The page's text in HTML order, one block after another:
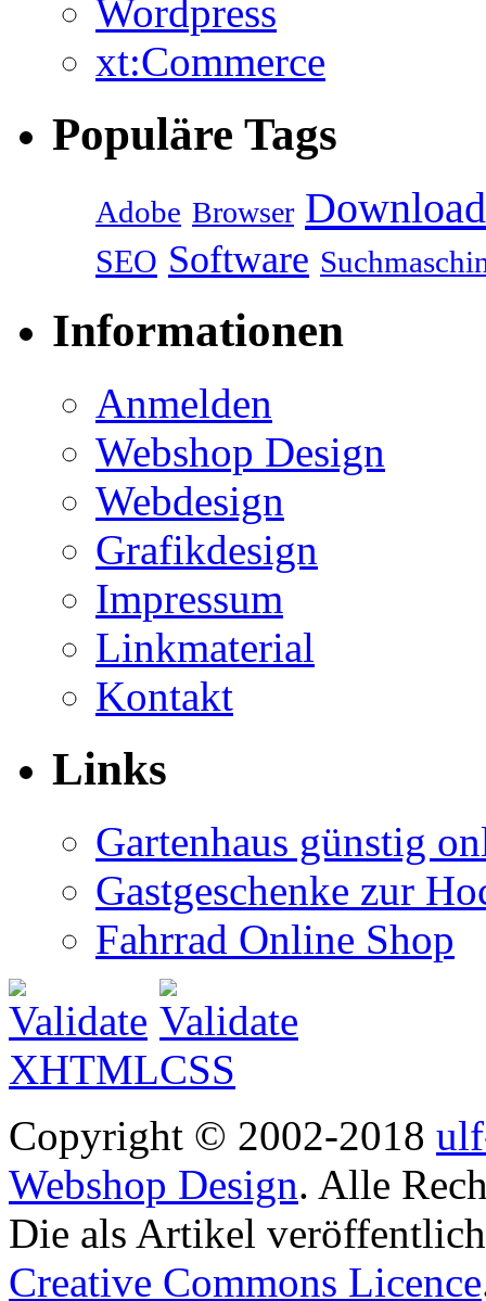
Wordpress
xt:Commerce
Populäre Tags
Adobe Browser Download
SEO Software
Informationen
Anmelden
Webshop Design
Webdesign
Grafikdesign
Impressum
Linkmaterial
Kontakt
Links
Gartenhaus günstig
Gastgeschenke zur
Fahrrad Online Shop
Copyright © 2002-2018
Webshop Design. Alle
Die als Artikel
Creative Commons Licence